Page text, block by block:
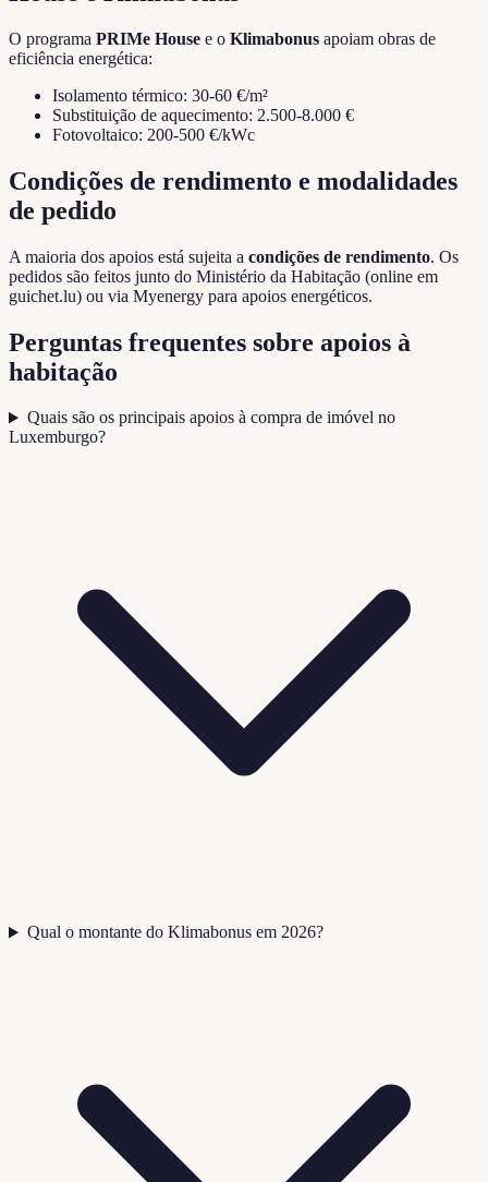
O programa PRIMe House e o Klimabonus apoiam obras de
eficiência energética:
Isolamento térmico: 30-60 €/m²
Substituição de aquecimento: 2.500-8.000 €
Fotovoltaico: 200-500 €/kWc
Condições de rendimento e modalidades
de pedido
A maioria dos apoios está sujeita a condições de rendimento. Os
pedidos são feitos junto do Ministério da Habitação (online em
guichet.lu) ou via Myenergy para apoios energéticos.
Perguntas frequentes sobre apoios à
habitação
Quais são os principais apoios à compra de imóvel no
Luxemburgo?
Qual o montante do Klimabonus em 2026?